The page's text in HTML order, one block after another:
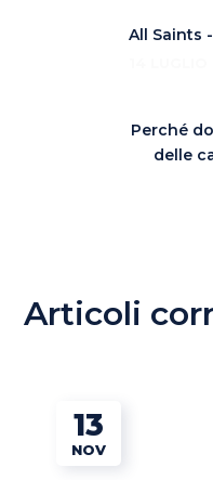
All Saints
Perché
delle
Articoli
13
NOV